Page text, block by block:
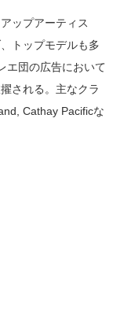
ップアーティス
トップモデルも多
エ団の広告において
される。主なクラ
Cathay Pacificな